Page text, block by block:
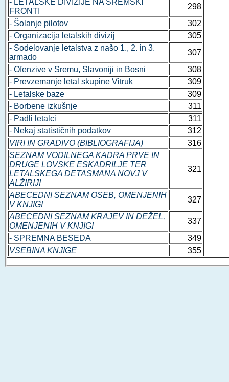
FRONTI
298
- Šolanje pilotov
302
- Organizacija letalskih divizij
305
- Sodelovanje letalstva z našo 1., 2. in 3.
armado
307
- Ofenzive v Sremu, Slavoniji in Bosni
308
- Prevzemanje letal skupine Vitruk
309
- Letalske baze
309
- Borbene izkušnje
311
- Padli letalci
311
- Nekaj statističnih podatkov
312
VIRI IN GRADIVO (BIBLIOGRAFIJA)
316
SEZNAM VODILNEGA KADRA PRVE IN
DRUGE LOVSKE ESKADRILJE TER
LETALSKEGA DETASMANA NOVJ V
ALŽIRIJI
321
ABECEDNI SEZNAM OSEB, OMENJENIH
V KNJIGI
327
ABECEDNI SEZNAM KRAJEV IN DEŽEL,
OMENJENIH V KNJIGI
337
- SPREMNA BESEDA
349
VSEBINA KNJIGE
355